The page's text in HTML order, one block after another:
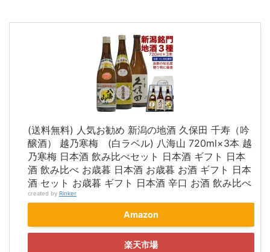
(送料無料) 人気お勧め 新潟の地酒 久保田 千寿（吟
醸酒） 越乃寒梅 (白ラベル) 八海山 720ml×3本 越
乃寒梅 日本酒 飲み比べセット 日本酒 ギフト 日本
酒 飲み比べ お歳暮 日本酒 お歳暮 お酒 ギフト 日本
酒 セット お歳暮 ギフト 日本酒 辛口 お酒 飲み比べ
created by Rinker
Amazon
楽天市場